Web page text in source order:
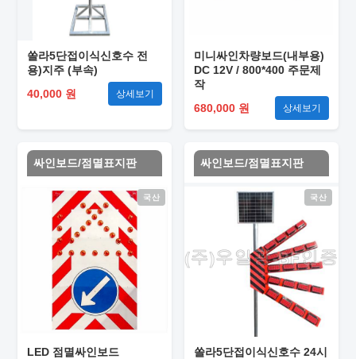
쏠라5단접이식신호수 전
용)지주 (부속)
40,000 원
상세보기
미니싸인차량보드(내부용)
DC 12V / 800*400 주문제
작
680,000 원
상세보기
싸인보드/점멸표지판
국산
LED 점멸싸인보드
싸인보드/점멸표지판
국산
쏠라5단접이식신호수 24시